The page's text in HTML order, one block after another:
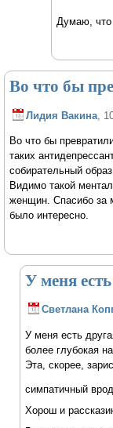
Думаю,
Во что бы
Лидия Вакина ,
Во что бы
таких
собирательный
Видимо такой
женщин. Спасибо за
было интересно.
У меня
Светлана
У меня есть
более глубокая
Эта, скорее,
симпатичный
Хорош и